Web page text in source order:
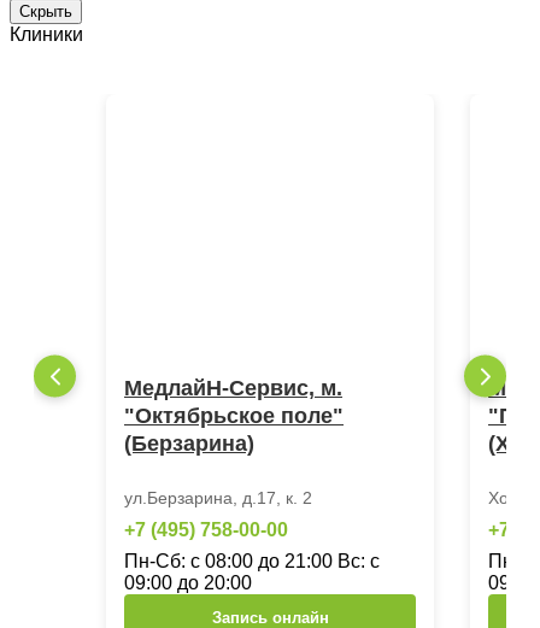
Скрыть
Клиники
МедлайН-Сервис, м.
"Октябрьское поле"
(Берзарина)
ул.Берзарина, д.17, к. 2
+7 (495) 758-00-00
Пн-Сб: с 08:00 до 21:00 Вс: с
09:00 до 20:00
Запись онлайн
+7
Пн-